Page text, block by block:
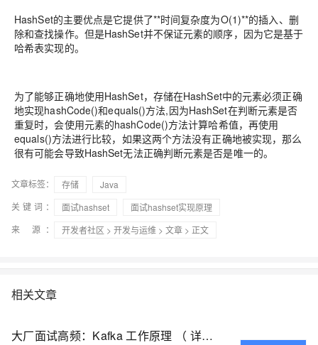
HashSet的主要优点是它提供了**时间复杂度为O(1)**的插入、删
除和查找操作。但是HashSet并不保证元素的顺序，因为它是基于
哈希表实现的。
为了能够正确地使用HashSet，存储在HashSet中的元素必须正确
地实现hashCode()和equals()方法,因为HashSet在判断元素是否
重复时，会使用元素的hashCode()方法计算哈希值，再使用
equals()方法进行比较，如果这两个方法没有正确地被实现，那么
很有可能会导致HashSet无法正确判断元素是否是唯一的。
文章标签： 存储
Java
关键词：
面试hashset
面试hashset实现原理
来 源：
开发者社区 > 开发与运维 > 文章 > 正文
相关文章
大厂面试高频：Kafka 工作原理 （ 详细图解 ）